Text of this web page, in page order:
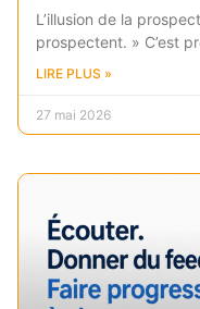
L’illusion de la
prospectent. » C’est
LIRE PLUS »
27 mai 2026